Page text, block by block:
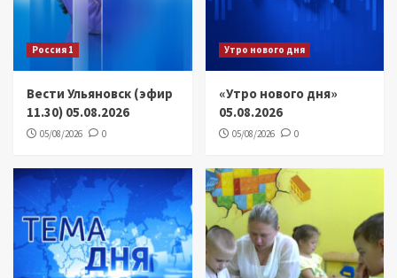
Россия 1
Вести Ульяновск (эфир
11.30) 05.08.2026
05/08/2026 0
Утро нового дня
«Утро нового дня»
05.08.2026
05/08/2026 0